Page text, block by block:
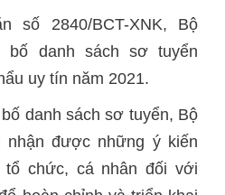
số 2840/BCT-XNK, Bộ
bố danh sách sơ tuyển
uy tín năm 2021.
danh sách sơ tuyển, Bộ
nhận được những ý kiến
chức, cá nhân đối với